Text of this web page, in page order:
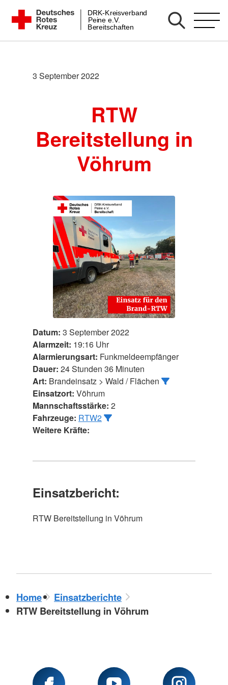
Zum
Inhalt
springen
DRK Bereitschaft Peine
Bereitschaften
Peine e.V.
DRK-Kreisverband
3 September 2022
RTW
Bereitstellung in
Vöhrum
Datum: 3 September 2022
Alarmzeit: 19:16 Uhr
Alarmierungsart: Funkmeldeempfänger
Dauer: 24 Stunden 36 Minuten
Art: Brandeinsatz > Wald / Flächen
Einsatzort: Vöhrum
Mannschaftsstärke: 2
Fahrzeuge: RTW2
Weitere Kräfte:
Einsatzbericht:
RTW Bereitstellung in Vöhrum
Home
Einsatzberichte
RTW Bereitstellung in Vöhrum